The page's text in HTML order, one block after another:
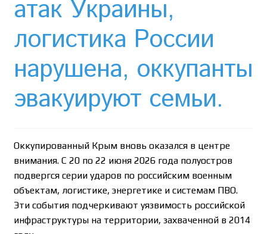
Мой аккаунт
Отзывы про Клексан
Оформление заказа
Политика конфиденциальности
Почему интернет-аптеки онлайн плохо приживаются
в Израиле: закон, доверие и особенности рынка
Рекомендации
атак Украины,
логистика России
нарушена, оккупанты
эвакуируют семьи.
Оккупированный Крым вновь оказался в центре
внимания. С 20 по 22 июня 2026 года полуостров
подвергся серии ударов по российским военным
объектам, логистике, энергетике и системам ПВО.
Эти события подчеркивают уязвимость российской
инфраструктуры на территории, захваченной в 2014